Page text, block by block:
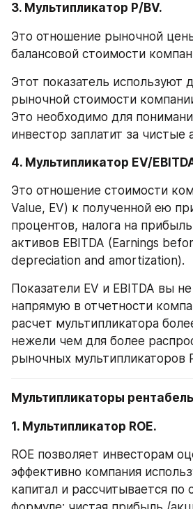
3. Мультипликатор P/BV.
Это отношение рыночной
балансовой стоимости
Этот показатель используют
рыночной стоимости
Это необходимо для
инвестор заплатит за чистые
4. Мультипликатор EV/
Это отношение стоимости
Value, EV) к полученной ею
процентов, налога на
активов EBITDA (Earnings
depreciation and amortization).
Показатели EV и EBITDA вы
напрямую в отчетности
расчет мультипликатора
нежели чем для более
рыночных мультипликаторов
Мультипликаторы
1. Мультипликатор ROE.
ROE позволяет инвесторам
эффективно компания
капитал и рассчитывается